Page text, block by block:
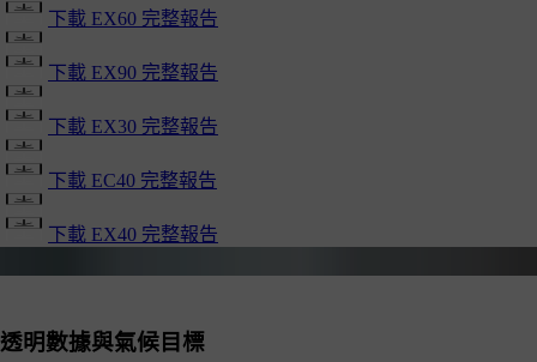
下載 EX60 完整報告
下載 EX90 完整報告
下載 EX30 完整報告
下載 EC40 完整報告
下載 EX40 完整報告
透明數據與氣候目標